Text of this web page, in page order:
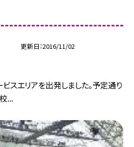
更新日 2016/11/02
スエリアを出発しました。予定通り
...